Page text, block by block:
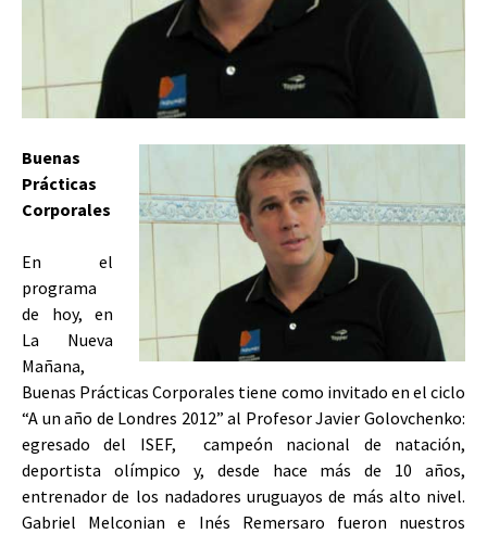
Buenas
Prácticas
Corporales
En el
programa
de hoy, en
La Nueva
Mañana,
Buenas Prácticas Corporales tiene como invitado en el ciclo
“A un año de Londres 2012” al Profesor Javier Golovchenko:
egresado del ISEF, campeón nacional de natación,
deportista olímpico y, desde hace más de 10 años,
entrenador de los nadadores uruguayos de más alto nivel.
Gabriel Melconian e Inés Remersaro fueron nuestros